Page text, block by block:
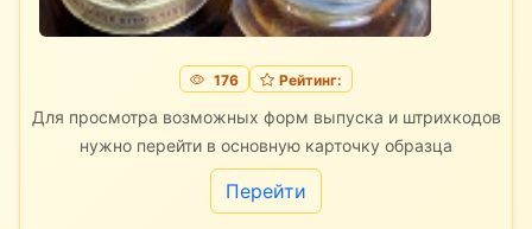
176 Рейтинг:
Для просмотра возможных форм выпуска и штрихкодов
нужно перейти в основную карточку образца
Перейти